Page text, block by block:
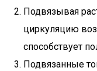
Подвязывая
циркуляцию
способствует
Подвязанные